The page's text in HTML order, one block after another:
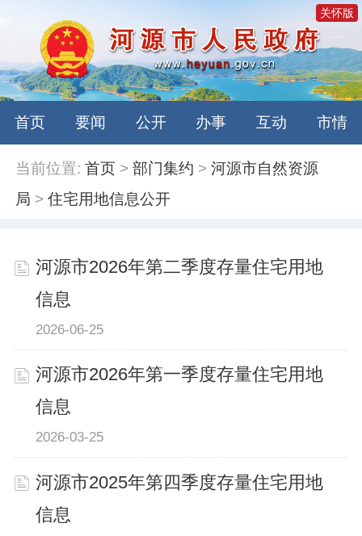
关怀版
首页 要闻 公开 办事 互动 市情
当前位置: 首页 >部门集约 >河源市自然资源
局 >住宅用地信息公开
河源市2026年第二季度存量住宅用地
信息
2026-06-25
河源市2026年第一季度存量住宅用地
信息
2026-03-25
河源市2025年第四季度存量住宅用地
信息